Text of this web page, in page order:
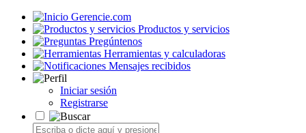
Gerencie.com
Productos y servicios
Pregúntenos
Herramientas y calculadoras
Mensajes recibidos
Iniciar sesión
Registrarse